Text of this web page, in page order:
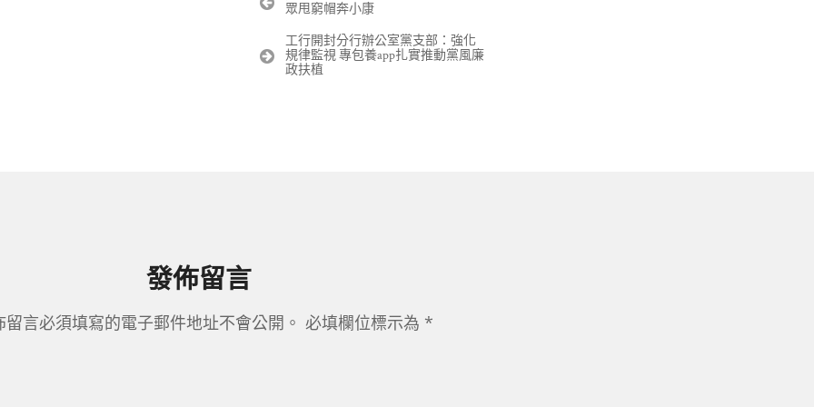
章
覽
眾甩窮帽奔小康
工行開封分行辦公室黨支部：強化
規律監視 專包養app扎實推動黨風廉
政扶植
發佈留言
留言必須填寫的電子郵件地址不會公開。 必填欄位標示為 *